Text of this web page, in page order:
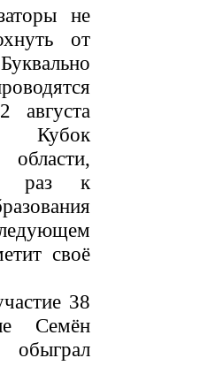
не
от
августа
раз к
своё
38
Семён
обыграл